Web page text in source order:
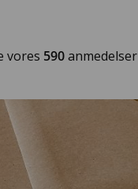
vores 590anmedelser